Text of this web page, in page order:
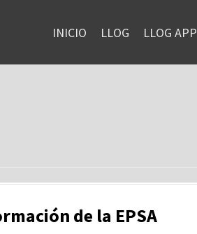
INICIO LLOG LLOG APP
de la EPSA